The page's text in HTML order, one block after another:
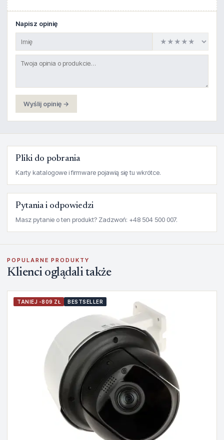
Napisz opinię
Wyślij opinię →
Pliki do pobrania
Karty katalogowe i firmware pojawią się tu wkrótce.
Pytania i odpowiedzi
Masz pytanie o ten produkt? Zadzwoń: +48 504 500 007.
POPULARNE PRODUKTY
Klienci oglądali także
TANIEJ -809 ZŁ BESTSELLER